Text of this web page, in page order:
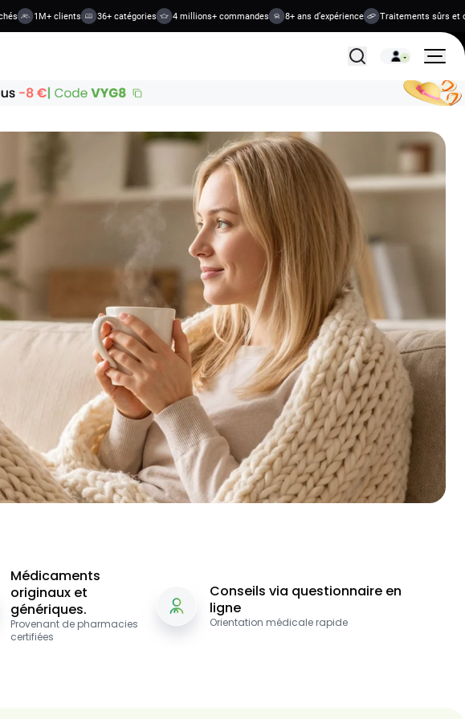
1M+ clients 36+ catégories 4 millions+ commandes 8+ ans d’expérience Traitements sûrs et
Tous les traitements
Médicaments
originaux et
génériques.
Provenant de pharmacies
certifiées
Conseils via questionnaire en
ligne
Orientation médicale rapide